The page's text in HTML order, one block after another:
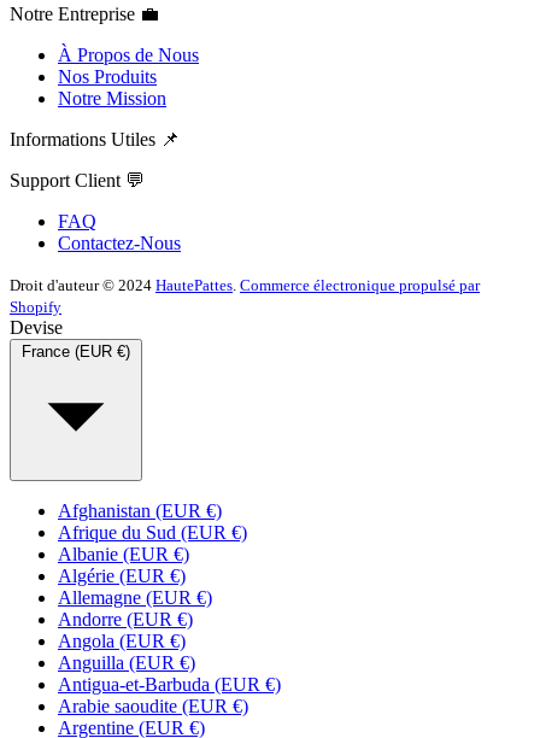
Notre Entreprise 💼
À Propos de Nous
Nos Produits
Notre Mission
Informations Utiles 📌
Support Client 💬
FAQ
Contactez-Nous
Droit d'auteur © 2024 HautePattes. Commerce électronique propulsé par
Shopify
Devise
France (EUR €)
Afghanistan (EUR €)
Afrique du Sud (EUR €)
Albanie (EUR €)
Algérie (EUR €)
Allemagne (EUR €)
Andorre (EUR €)
Angola (EUR €)
Anguilla (EUR €)
Antigua-et-Barbuda (EUR €)
Arabie saoudite (EUR €)
Argentine (EUR €)